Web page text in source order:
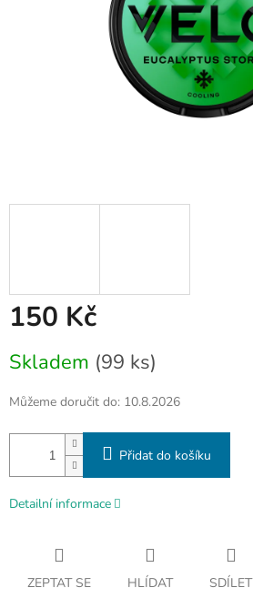
150 Kč
cena:
Skladem (99 ks)
Můžeme doručit do: 10.8.2026
Přidat do košíku
Detailní informace
ZEPTAT SE HLÍDAT SDÍLET